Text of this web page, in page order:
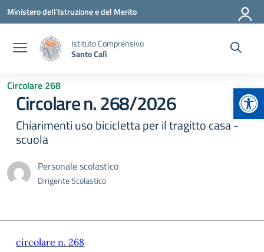
Vai ai contenuti
Vai al menu di navigazione
Vai al footer
Ministero dell'Istruzione e del Merito
Istituto Comprensivo
Santo Calì
Circolare 268
Circolare n. 268/2026
Chiarimenti uso bicicletta per il tragitto casa -
scuola
Personale scolastico
Dirigente Scolastico
circolare n. 268